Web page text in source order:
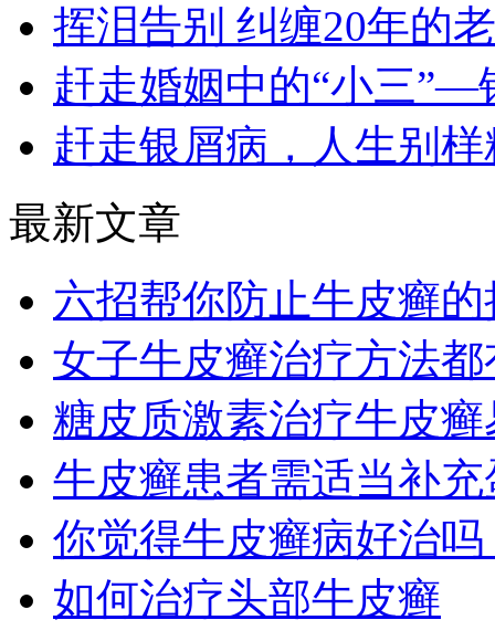
挥泪告别 纠缠20年的
赶走婚姻中的“小三”—
赶走银屑病，人生别
最新文章
六招帮你防止牛皮癣
女子牛皮癣治疗方法
糖皮质激素治疗牛皮
牛皮癣患者需适当补
你觉得牛皮癣病好治
如何治疗头部牛皮癣